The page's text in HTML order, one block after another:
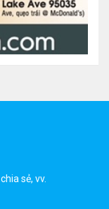
sẻ, vv.